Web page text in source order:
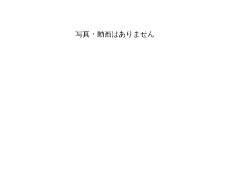
写真・動画はありません